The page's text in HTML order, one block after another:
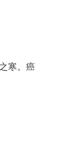
寒。癌